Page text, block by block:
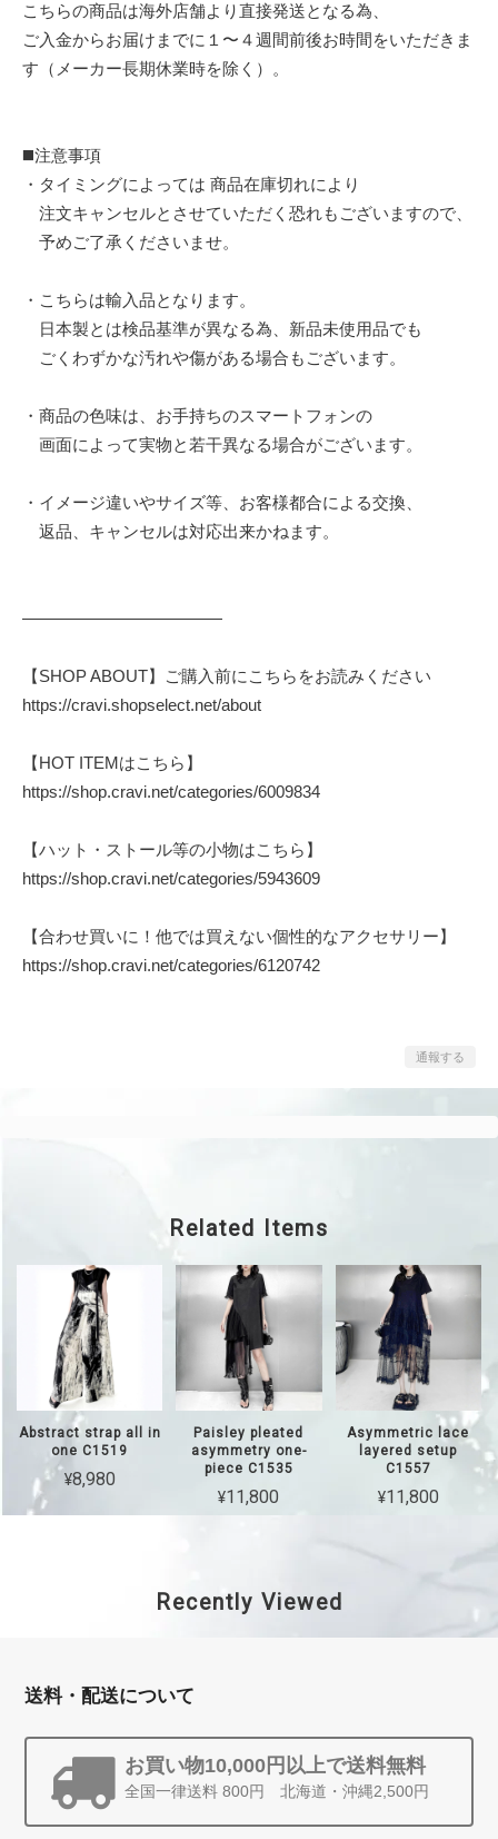
こちらの商品は海外店舗より直接発送となる為、
ご入金からお届けまでに１〜４週間前後お時間をいただきま
す（メーカー長期休業時を除く）。
◼️注意事項
・タイミングによっては 商品在庫切れにより
注文キャンセルとさせていただく恐れもございますので、
予めご了承くださいませ。
・こちらは輸入品となります。
日本製とは検品基準が異なる為、新品未使用品でも
ごくわずかな汚れや傷がある場合もございます。
・商品の色味は、お手持ちのスマートフォンの
画面によって実物と若干異なる場合がございます。
・イメージ違いやサイズ等、お客様都合による交換、
返品、キャンセルは対応出来かねます。
————————————
【SHOP ABOUT】ご購入前にこちらをお読みください
https://cravi.shopselect.net/about
【HOT ITEMはこちら】
https://shop.cravi.net/categories/6009834
【ハット・ストール等の小物はこちら】
https://shop.cravi.net/categories/5943609
【合わせ買いに！他では買えない個性的なアクセサリー】
https://shop.cravi.net/categories/6120742
通報する
Related Items
Abstract strap all in
one C1519
¥8,980
Paisley pleated
asymmetry one-
piece C1535
¥11,800
Asymmetric lace
layered setup
C1557
¥11,800
Recently Viewed
送料・配送について
お買い物10,000円以上で送料無料
全国一律送料 800円 北海道・沖縄2,500円